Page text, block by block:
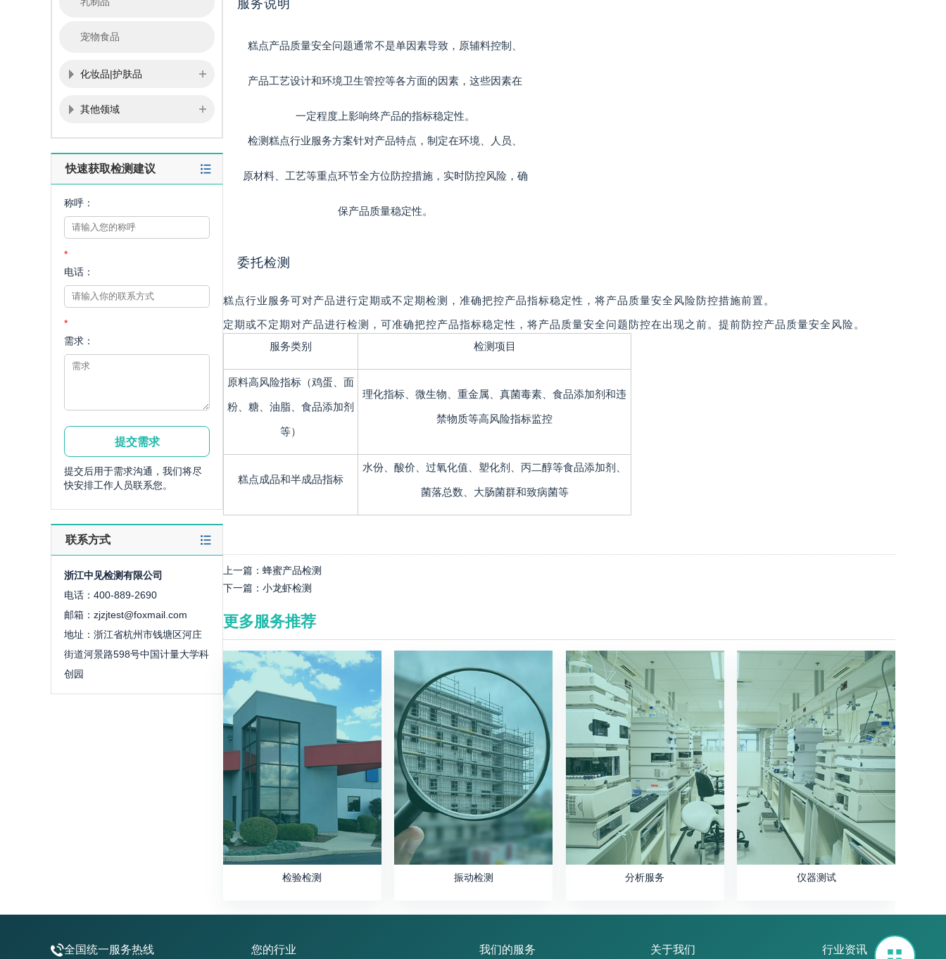
宠物食品
化妆品|护肤品
其他领域
快速获取检测建议
称呼：
*
电话：
*
需求：
提交后用于需求沟通，我们将尽
快安排工作人员联系您。
联系方式
浙江中见检测有限公司
电话：400-889-2690
邮箱：zjzjtest@foxmail.com
地址：浙江省杭州市钱塘区河庄
街道河景路598号中国计量大学科
创园
服务说明
糕点产品质量安全问题通常不是单因素导致，原辅料控制、
产品工艺设计和环境卫生管控等各方面的因素，这些因素在
一定程度上影响终产品的指标稳定性。
检测糕点行业服务方案针对产品特点，制定在环境、人员、
原材料、工艺等重点环节全方位防控措施，实时防控风险，确
保产品质量稳定性。
委托检测
糕点行业服务可对产品进行定期或不定期检测，准确把控产品指标稳定性，将产品质量安全风险防控措施前置。
定期或不定期对产品进行检测，可准确把控产品指标稳定性，将产品质量安全问题防控在出现之前。提前防控产品质量安全风险。
服务类别
检测项目
原料高风险指标（鸡蛋、面
粉、糖、油脂、食品添加剂
等）
理化指标、微生物、重金属、真菌毒素、食品添加剂和违
禁物质等高风险指标监控
糕点成品和半成品指标
水份、酸价、过氧化值、塑化剂、丙二醇等食品添加剂、
菌落总数、大肠菌群和致病菌等
上一篇： 蜂蜜产品检测
下一篇： 小龙虾检测
更多服务推荐
检验检测 振动检测 分析服务 仪器测试
全国统一服务热线 您的行业 我们的服务 关于我们 行业资讯